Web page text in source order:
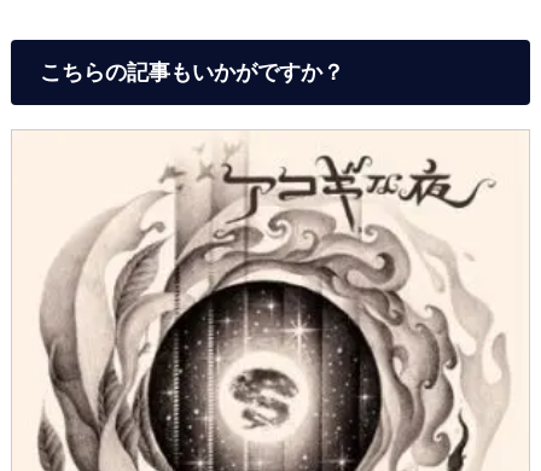
こちらの記事もいかがですか？